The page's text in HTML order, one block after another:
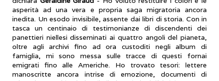
asperità ad una vera e propria saga migratoria ancora
inedita. Un esodo invisibile, assente dai libri di storia. Con in
tasca un centinaio di testimonianze di discendenti dei
panettieri niellesi disseminati ai quattro angoli del pianeta,
oltre agli archivi fino ad ora custoditi negli album di
famiglia, mi sono messa sulle tracce di questi fornai
emigrati fino alle Americhe. Ho trovato tesori: lettere
manoscritte ancora intrise di emozione, documenti di